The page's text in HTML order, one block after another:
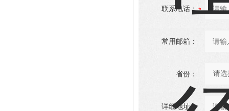
联系电话：
常用邮箱：
省份：
详细地址：